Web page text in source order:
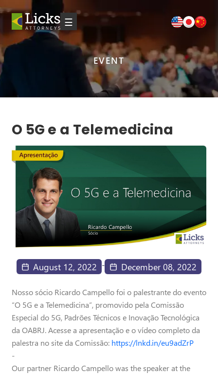
☰
EVENT
O 5G e a Telemedicina
August 12, 2022 - December 08, 2022
Nosso sócio Ricardo Campello foi o palestrante do evento
“O 5G e a Telemedicina”, promovido pela Comissão
Especial do 5G, Padrões Técnicos e Inovação Tecnológica
da OABRJ. Acesse a apresentação e o vídeo completo da
palestra no site da Comissão: https://lnkd.in/eu9adZrP
-
Our partner Ricardo Campello was the speaker at the